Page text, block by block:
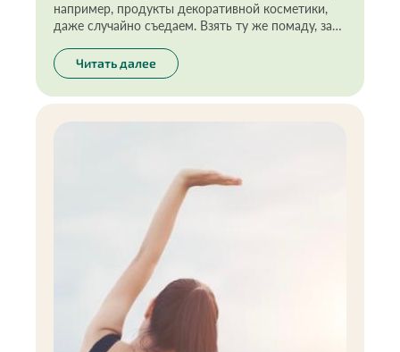
например, продукты декоративной косметики,
даже случайно съедаем. Взять ту же помаду, за
килограмм этого косметического средства!
Читать далее